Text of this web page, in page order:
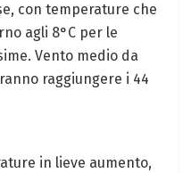
con temperature che
agli 8°C per le
Vento medio da
raggiungere i 44
in lieve aumento,